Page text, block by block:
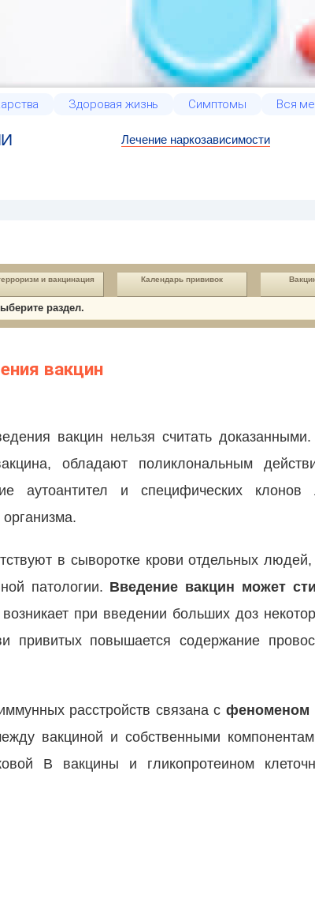
Здоровая жизнь Симптомы Вся
Лечение наркозависимости
и вакцинация Календарь прививок
раздел.
вакцин
вакцин нельзя считать
обладают поликлональным
аутоантител и специфических клонов
в сыворотке крови отдельных
патологии. Введение вакцин может
при введении больших доз
привитых повышается содержание
расстройств связана с феноменом
вакциной и собственными
В вакцины и гликопротеином